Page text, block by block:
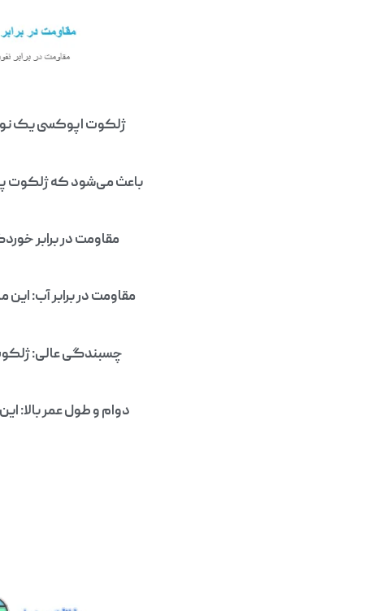
ژلکوت اپوکسی یک
باعث می‌شود که ژلکوت
مقاومت در برابر
مقاومت در برابر آب:
چسبندگی عالی:
دوام و طول عمر بالا: